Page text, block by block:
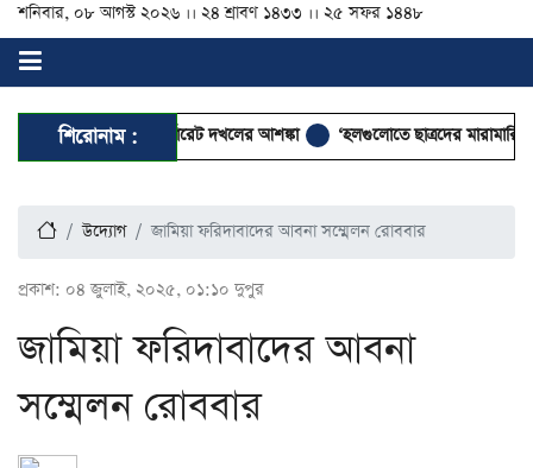
শনিবার, ০৮ আগস্ট ২০২৬ ।। ২৪ শ্রাবণ ১৪৩৩ ।। ২৫ সফর ১৪৪৮
শিরোনাম :কর্পোরেট দখলের আশঙ্কা ‘হলগুলোতে ছাত্রদের মারামারি
উদ্যোগ জামিয়া ফরিদাবাদের আবনা সম্মেলন রোববার
প্রকাশ: ০৪ জুলাই, ২০২৫, ০১:১০ দুপুর
জামিয়া ফরিদাবাদের আবনা
সম্মেলন রোববার